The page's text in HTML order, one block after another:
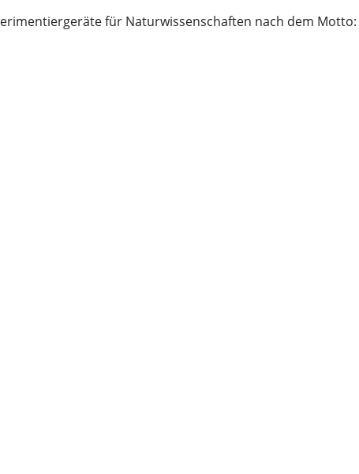
für Naturwissenschaften nach dem Motto: